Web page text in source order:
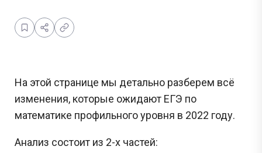
На этой странице мы детально разберем всё
изменения, которые ожидают ЕГЭ по
математике профильного уровня в 2022 году.
Анализ состоит из 2-х частей: